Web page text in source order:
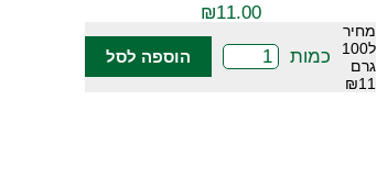
₪11.00
מחיר
ל100
גרם
₪11
כמות הוספה לסל